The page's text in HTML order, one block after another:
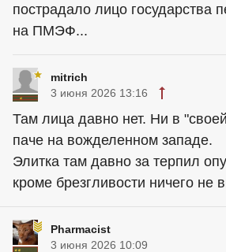
пострадало лицо государства
на ПМЭФ...
mitrich
3 июня 2026 13:16
Там лица давно нет. Ни в
паче на вожделенном западе.
Элитка там давно за терпил
кроме брезгливости ничего не
Pharmacist
3 июня 2026 10:09